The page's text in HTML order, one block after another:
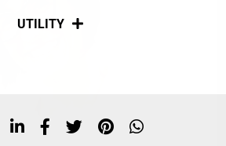
Social
UTILITY
Top ricerche